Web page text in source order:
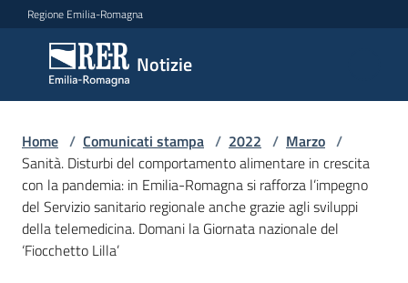
Vai al contenuto
Vai alla navigazione
Vai al footer
Regione Emilia-Romagna
Notizie
Notizie
Comunicati
stampa
Menu selezionato
Cerca
un
comunicato
Home / Comunicati stampa / 2022 / Marzo /
Sanità. Disturbi del comportamento alimentare in crescita
con la pandemia: in Emilia-Romagna si rafforza l’impegno
del Servizio sanitario regionale anche grazie agli sviluppi
della telemedicina. Domani la Giornata nazionale del
‘Fiocchetto Lilla’